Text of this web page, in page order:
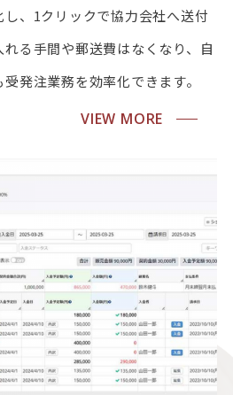
、1クリックで協力会社へ送付
る手間や郵送費はなくなり、自
発注業務を効率化できます。
VIEW MORE